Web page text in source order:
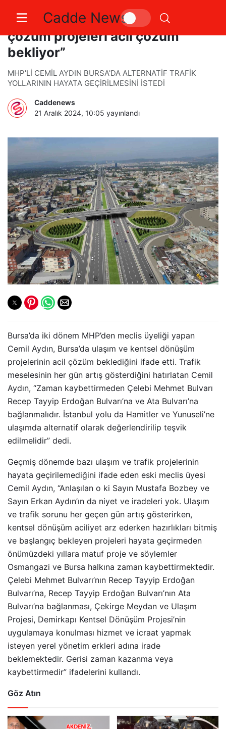
Cadde News
“Bursa’da ulaşım ve kentsel
çözüm projeleri acil çözüm
bekliyor”
MHP'Lİ CEMİL AYDIN BURSA'DA ALTERNATİF TRAFİK
YOLLARININ HAYATA GEÇİRİLMESİNİ İSTEDİ
Caddenews
21 Aralık 2024, 10:05 yayınlandı
Bursa’da iki dönem MHP’den meclis üyeliği yapan
Cemil Aydın, Bursa’da ulaşım ve kentsel dönüşüm
projelerinin acil çözüm beklediğini ifade etti. Trafik
meselesinin her gün artış gösterdiğini hatırlatan Cemil
Aydın, “Zaman kaybettirmeden Çelebi Mehmet Bulvarı
Recep Tayyip Erdoğan Bulvarı’na ve Ata Bulvarı’na
bağlanmalıdır. İstanbul yolu da Hamitler ve Yunuseli’ne
ulaşımda alternatif olarak değerlendirilip teşvik
edilmelidir” dedi.
Geçmiş dönemde bazı ulaşım ve trafik projelerinin
hayata geçirilemediğini ifade eden eski meclis üyesi
Cemil Aydın, “Anlaşılan o ki Sayın Mustafa Bozbey ve
Sayın Erkan Aydın’ın da niyet ve iradeleri yok. Ulaşım
ve trafik sorunu her geçen gün artış gösterirken,
kentsel dönüşüm aciliyet arz ederken hazırlıkları bitmiş
ve başlangıç bekleyen projeleri hayata geçirmeden
önümüzdeki yıllara matuf proje ve söylemler
Osmangazi ve Bursa halkına zaman kaybettirmektedir.
Çelebi Mehmet Bulvarı’nın Recep Tayyip Erdoğan
Bulvarı’na, Recep Tayyip Erdoğan Bulvarı’nın Ata
Bulvarı’na bağlanması, Çekirge Meydan ve Ulaşım
Projesi, Demirkapı Kentsel Dönüşüm Projesi’nin
uygulamaya konulması hizmet ve icraat yapmak
isteyen yerel yönetim erkleri adına irade
beklemektedir. Gerisi zaman kazanma veya
kaybettirmedir” ifadelerini kullandı.
Göz Atın